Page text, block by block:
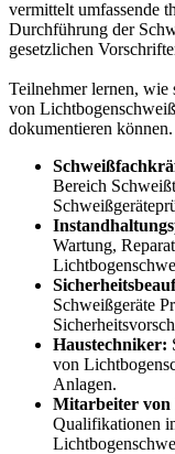
vermittelt umfassende
Durchführung der
gesetzlichen
Teilnehmer lernen, wie
von
dokumentieren
Bereich
Wartung,
Schweißgeräte
Haustechniker:
von
Anlagen.
Mitarbeiter von
Qualifikationen